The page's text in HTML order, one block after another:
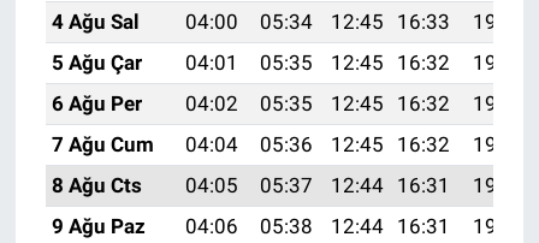
4 Ağu Sal
04:00 05:34 12:45 16:33
19:46
5 Ağu Çar
04:01 05:35 12:45 16:32
19:45
6 Ağu Per
04:02 05:35 12:45 16:32
19:44
7 Ağu Cum
04:04 05:36 12:45 16:32
19:43
8 Ağu Cts
04:05 05:37 12:44 16:31
19:42
9 Ağu Paz
04:06 05:38 12:44 16:31
19:41